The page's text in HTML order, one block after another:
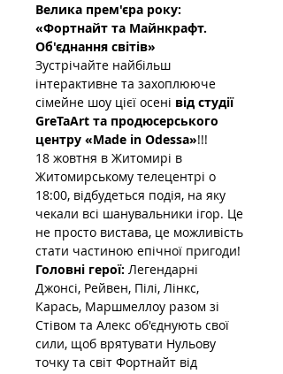
Велика прем'єра року:
«Фортнайт та Майнкрафт.
Об'єднання світів»
Зустрічайте найбільш
інтерактивне та захоплююче
сімейне шоу цієї осені від студії
GreTaArt та продюсерського
центру «Made in Odessa»!!!
18 жовтня в Житомирі в
Житомирському телецентрі о
18:00, відбудеться подія, на яку
чекали всі шанувальники ігор. Це
не просто вистава, це можливість
стати частиною епічної пригоди!
Головні герої: Легендарні
Джонсі, Рейвен, Пілі, Лінкс,
Карась, Маршмеллоу разом зі
Стівом та Алекс об'єднують свої
сили, щоб врятувати Нульову
точку та світ Фортнайт від